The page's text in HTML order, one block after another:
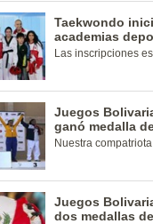
Taekwondo
academias
Las inscripciones
Juegos
ganó medalla
Nuestra
Juegos
dos medallas